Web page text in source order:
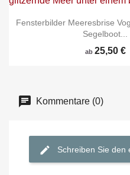
Fensterbilder Meeresbrise
Segelboot...
ab 25,50 €
Kommentare (0)
Schreiben Sie den